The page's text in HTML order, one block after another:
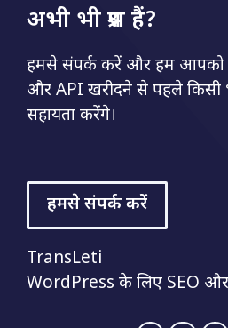
अभी भी प्रश्न हैं?
हमसे संपर्क करें और हम आपको
और API खरीदने से पहले किसी
सहायता करेंगे।
हमसे संपर्क करें
TransLeti
WordPress के लिए SEO और